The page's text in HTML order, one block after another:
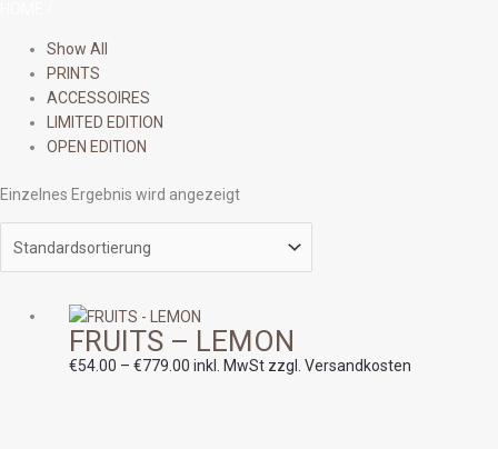
Show All
PRINTS
ACCESSOIRES
LIMITED EDITION
OPEN EDITION
Einzelnes Ergebnis wird angezeigt
FRUITS – LEMON
€54.00 – €779.00
Preisspanne:
€54.00
bis
inkl. MwSt zzgl. Versandkosten